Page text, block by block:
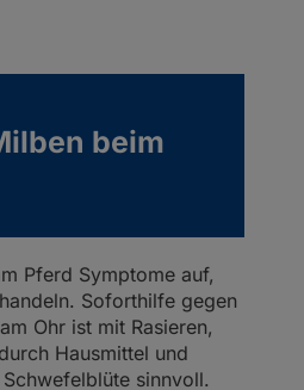
beim
Pferd Symptome auf,
Soforthilfe gegen
Ohr ist mit Rasieren,
Hausmittel und
sinnvoll.